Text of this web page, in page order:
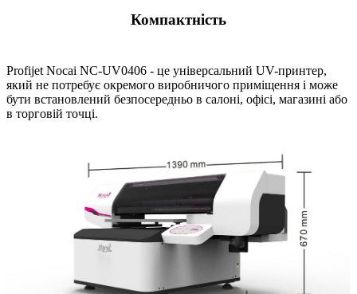
Компактність
Profijet Nocai NC-UV0406 - це універсальний UV-принтер,
який не потребує окремого виробничого приміщення і може
бути встановлений безпосередньо в салоні, офісі, магазині або
в торговій точці.